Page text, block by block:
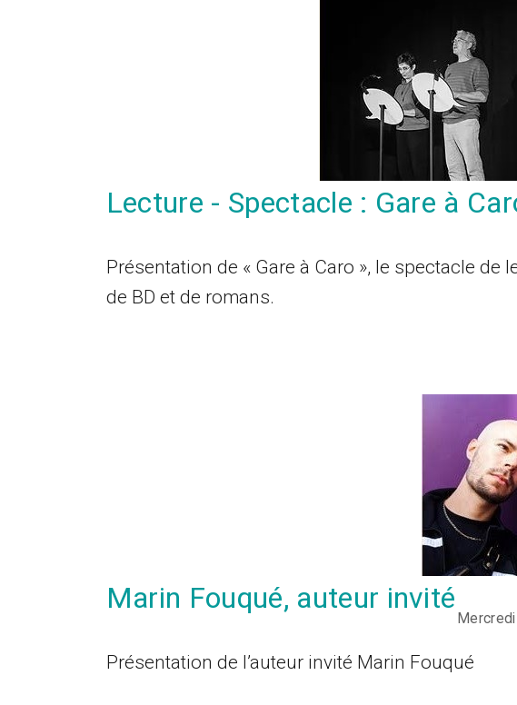
Lecture - Spectacle : Gare à
Présentation de « Gare à Caro », le spectacle de
de BD et de romans.
Marin Fouqué, auteur invité
Présentation de l’auteur invité Marin Fouqué